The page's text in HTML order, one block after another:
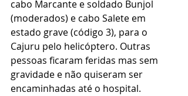
cabo Marcante e soldado Bunjol
(moderados) e cabo Salete em
estado grave (código 3), para o
Cajuru pelo helicóptero. Outras
pessoas ficaram feridas mas sem
gravidade e não quiseram ser
encaminhadas até o hospital.